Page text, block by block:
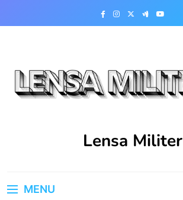
Lensa Militer
MENU